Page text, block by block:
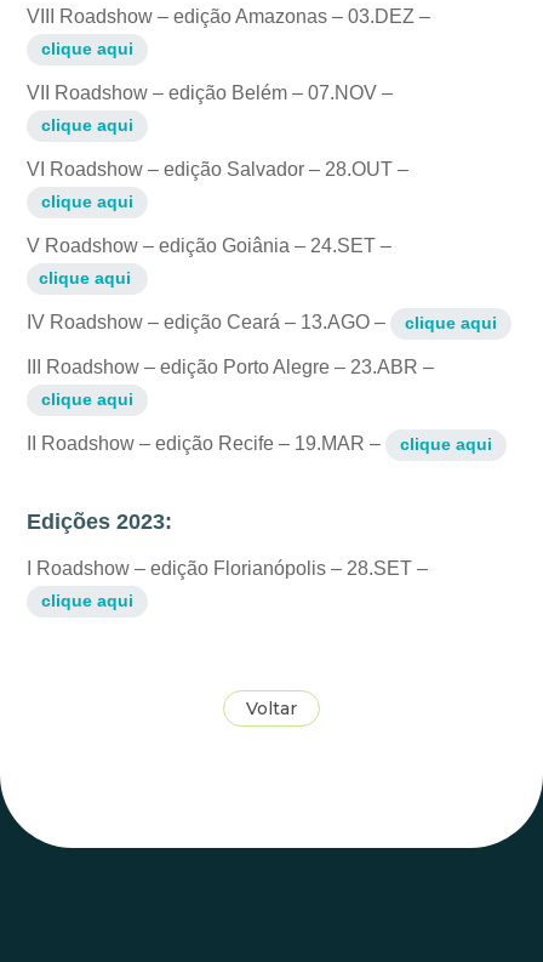
VIII Roadshow – edição Amazonas – 03.DEZ –
clique aqui
VII Roadshow – edição Belém – 07.NOV –
clique aqui
VI Roadshow – edição Salvador – 28.OUT –
clique aqui
V Roadshow – edição Goiânia – 24.SET –
clique aqui
IV Roadshow – edição Ceará – 13.AGO – clique aqui
III Roadshow – edição Porto Alegre – 23.ABR –
clique aqui
II Roadshow – edição Recife – 19.MAR – clique aqui
Edições 2023:
I Roadshow – edição Florianópolis – 28.SET –
clique aqui
Voltar